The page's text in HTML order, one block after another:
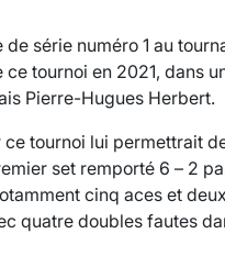
série numéro 1 au
tournoi en 2021, dans
Pierre-Hugues Herbert.
tournoi lui permettrait
set remporté 6 – 2
cinq aces et
quatre doubles fautes